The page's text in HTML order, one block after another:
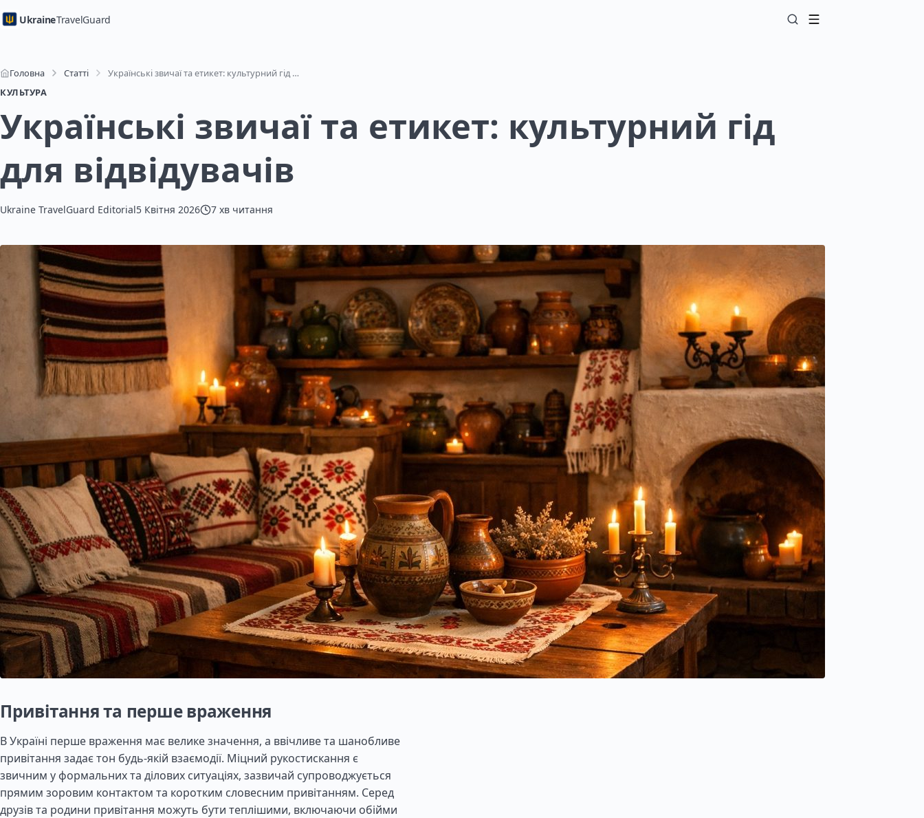
UkraineTravelGuard
Головна Статті
Українські звичаї та етикет: культурний гід для відвідувачів
КУЛЬТУРА
Українські звичаї та етикет: культурний гід
для відвідувачів
Ukraine TravelGuard Editorial5 Квітня 2026 7 хв читання
Привітання та перше враження
В Україні перше враження має велике значення, а ввічливе та шанобливе
привітання задає тон будь-якій взаємодії. Міцний рукостискання є
звичним у формальних та ділових ситуаціях, зазвичай супроводжується
прямим зоровим контактом та коротким словесним привітанням. Серед
друзів та родини привітання можуть бути теплішими, включаючи обійми